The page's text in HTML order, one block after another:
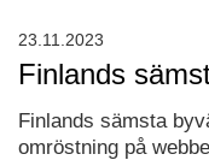
Finlands
Finlands sämsta
omröstning på
23.11.2023